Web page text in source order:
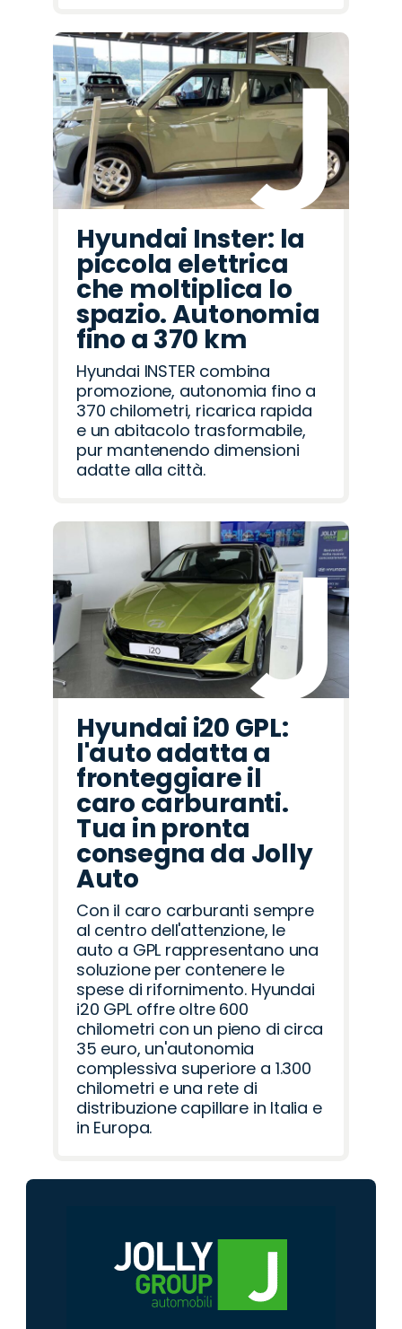
Hyundai Inster: la
piccola elettrica
che moltiplica lo
spazio. Autonomia
fino a 370 km
Hyundai INSTER combina
promozione, autonomia fino a
370 chilometri, ricarica rapida
e un abitacolo trasformabile,
pur mantenendo dimensioni
adatte alla città.
Hyundai i20 GPL:
l'auto adatta a
fronteggiare il
caro carburanti.
Tua in pronta
consegna da Jolly
Auto
Con il caro carburanti sempre
al centro dell'attenzione, le
auto a GPL rappresentano una
soluzione per contenere le
spese di rifornimento. Hyundai
i20 GPL offre oltre 600
chilometri con un pieno di circa
35 euro, un'autonomia
complessiva superiore a 1.300
chilometri e una rete di
distribuzione capillare in Italia e
in Europa.